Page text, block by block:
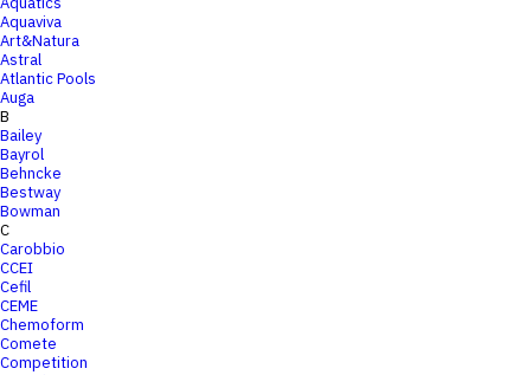
Aquaviva
Art&Natura
Astral
Atlantic Pools
Auga
B
Bailey
Bayrol
Behncke
Bestway
Bowman
C
Carobbio
CCEI
Cefil
CEME
Chemoform
Comete
Competition